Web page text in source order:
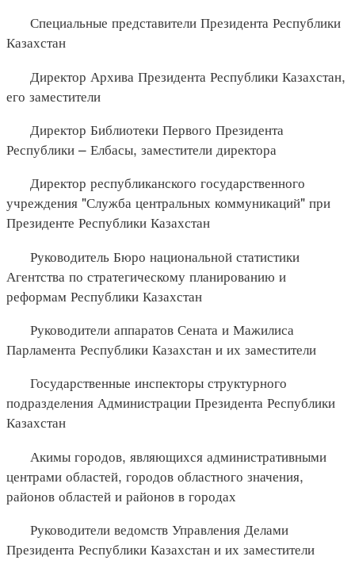
Специальные представители Президента Республики
Казахстан
Директор Архива Президента Республики Казахстан,
его заместители
Директор Библиотеки Первого Президента
Республики – Елбасы, заместители директора
Директор республиканского государственного
учреждения "Служба центральных коммуникаций" при
Президенте Республики Казахстан
Руководитель Бюро национальной статистики
Агентства по стратегическому планированию и
реформам Республики Казахстан
Руководители аппаратов Сената и Мажилиса
Парламента Республики Казахстан и их заместители
Государственные инспекторы структурного
подразделения Администрации Президента Республики
Казахстан
Акимы городов, являющихся административными
центрами областей, городов областного значения,
районов областей и районов в городах
Руководители ведомств Управления Делами
Президента Республики Казахстан и их заместители